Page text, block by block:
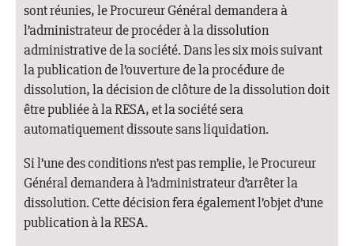
sont réunies, le Procureur Général demandera à
l’administrateur de procéder à la dissolution
administrative de la société. Dans les six mois suivant
la publication de l’ouverture de la procédure de
dissolution, la décision de clôture de la dissolution doit
être publiée à la RESA, et la société sera
automatiquement dissoute sans liquidation.
Si l’une des conditions n’est pas remplie, le Procureur
Général demandera à l’administrateur d’arrêter la
dissolution. Cette décision fera également l’objet d’une
publication à la RESA.